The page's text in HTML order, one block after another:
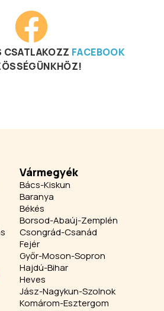
CSATLAKOZZ FACEBOOK
Vármegyék
Bács-Kiskun
Baranya
Békés
Borsod-Abaúj-Zemplén
Csongrád-Csanád
Fejér
Győr-Moson-Sopron
Hajdú-Bihar
Heves
Jász-Nagykun-Szolnok
Komárom-Esztergom